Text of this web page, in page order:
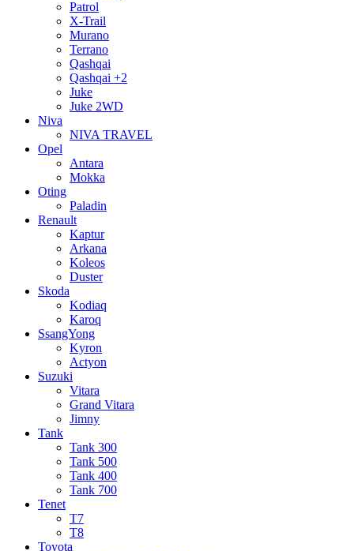
Patrol
X-Trail
Murano
Terrano
Qashqai
Qashqai +2
Juke
Juke 2WD
Niva
NIVA TRAVEL
Opel
Antara
Mokka
Oting
Paladin
Renault
Kaptur
Arkana
Koleos
Duster
Skoda
Kodiaq
Karoq
SsangYong
Kyron
Actyon
Suzuki
Vitara
Grand Vitara
Jimny
Tank
Tank 300
Tank 500
Tank 400
Tank 700
Tenet
T7
T8
Toyota